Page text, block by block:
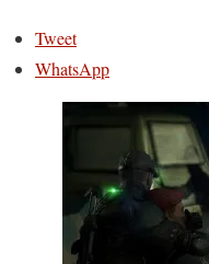
Tweet
WhatsApp